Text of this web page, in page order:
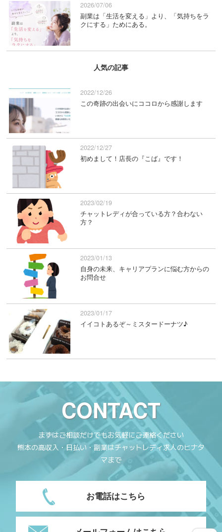
2026/07/06
副業は「生活を変える」より、「気持ちをラ
クにする」ためにある。
人気の記事
2022/12/26
この奇跡の出会いにココロから感謝します
2022/12/27
初めまして！店長の『こば』です！
2023/02/19
チャットレディが合っている方？合わない
方？
2023/01/13
自身の未来、キャリアプランに悩む方からの
お問合せ
2023/01/17
イイコトあるぞ～ミスタードーナツ♪
CONTACT
まずはご相談だけでもお気軽にご連絡ください
熊本の高収入・日払い・副業はチャットレディ求人のヒナタ
マまで
お電話はこちら